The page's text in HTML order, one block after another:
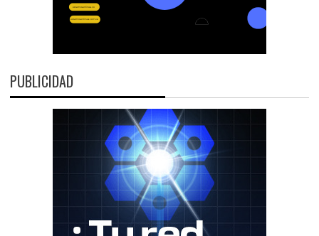
PUBLICIDAD